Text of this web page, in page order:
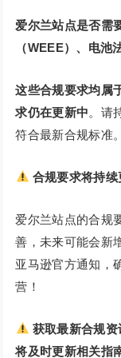
爱尔兰站点是否需
（WEEE）、 电池
这些合规要求均属
求仍在更新中。请
符合最新合规标准。
合规要求将持续
爱尔兰站点的合规
善，未来可能会新
亚马逊官方通知，
营！
获取最新合规
将及时更新相关指